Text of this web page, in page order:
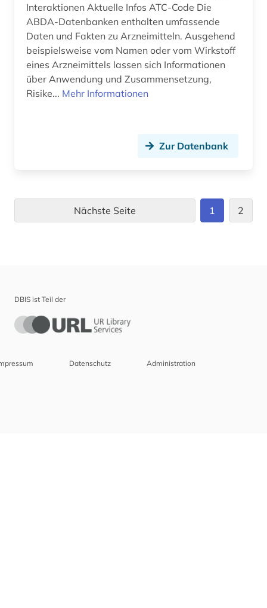
Interaktionen Aktuelle Infos ATC-Code Die
ABDA-Datenbanken enthalten umfassende
Daten und Fakten zu Arzneimitteln. Ausgehend
beispielsweise vom Namen oder vom Wirkstoff
eines Arzneimittels lassen sich Informationen
über Anwendung und Zusammensetzung,
Risike... Mehr Informationen
Zur Datenbank
Nächste Seite 1 2
DBIS ist Teil der
Datenschutz Administration